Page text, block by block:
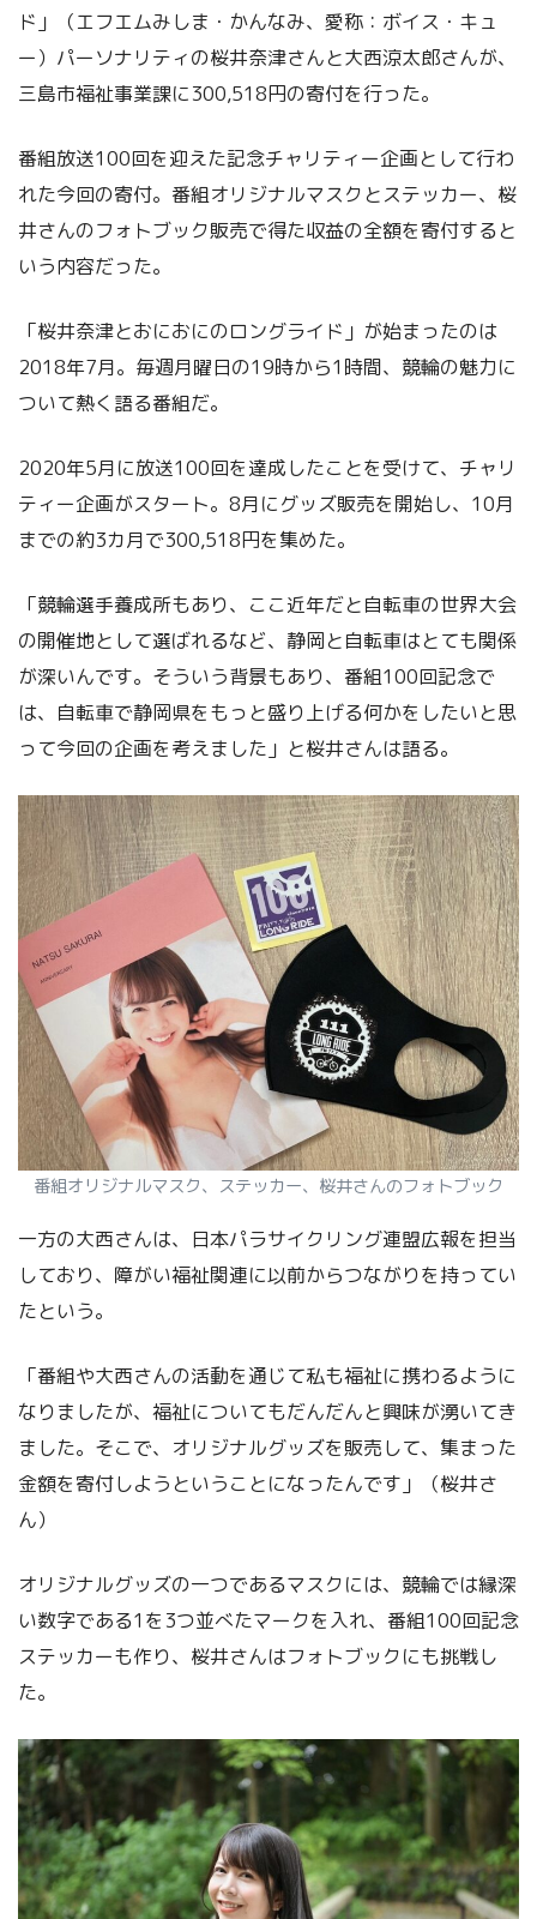
ド」（エフエムみしま・かんなみ、愛称：ボイス・キュ
ー）パーソナリティの桜井奈津さんと大西涼太郎さんが、
三島市福祉事業課に300,518円の寄付を行った。
番組放送100回を迎えた記念チャリティー企画として行わ
れた今回の寄付。番組オリジナルマスクとステッカー、桜
井さんのフォトブック販売で得た収益の全額を寄付すると
いう内容だった。
「桜井奈津とおにおにのロングライド」が始まったのは
2018年7月。毎週月曜日の19時から1時間、競輪の魅力に
ついて熱く語る番組だ。
2020年5月に放送100回を達成したことを受けて、チャリ
ティー企画がスタート。8月にグッズ販売を開始し、10月
までの約3カ月で300,518円を集めた。
「競輪選手養成所もあり、ここ近年だと自転車の世界大会
の開催地として選ばれるなど、静岡と自転車はとても関係
が深いんです。そういう背景もあり、番組100回記念で
は、自転車で静岡県をもっと盛り上げる何かをしたいと思
って今回の企画を考えました」と桜井さんは語る。
番組オリジナルマスク、ステッカー、桜井さんのフォトブック
一方の大西さんは、日本パラサイクリング連盟広報を担当
しており、障がい福祉関連に以前からつながりを持ってい
たという。
「番組や大西さんの活動を通じて私も福祉に携わるように
なりましたが、福祉についてもだんだんと興味が湧いてき
ました。そこで、オリジナルグッズを販売して、集まった
金額を寄付しようということになったんです」（桜井さ
ん）
オリジナルグッズの一つであるマスクには、競輪では縁深
い数字である1を3つ並べたマークを入れ、番組100回記念
ステッカーも作り、桜井さんはフォトブックにも挑戦し
た。